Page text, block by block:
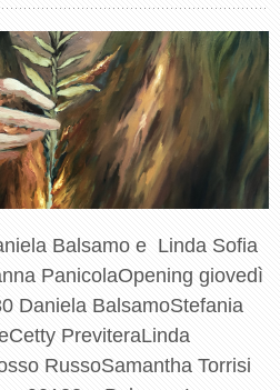
Balsamo e Linda Sofia
PanicolaOpening giovedì
Daniela BalsamoStefania
PreviteraLinda
RussoSamantha Torrisi